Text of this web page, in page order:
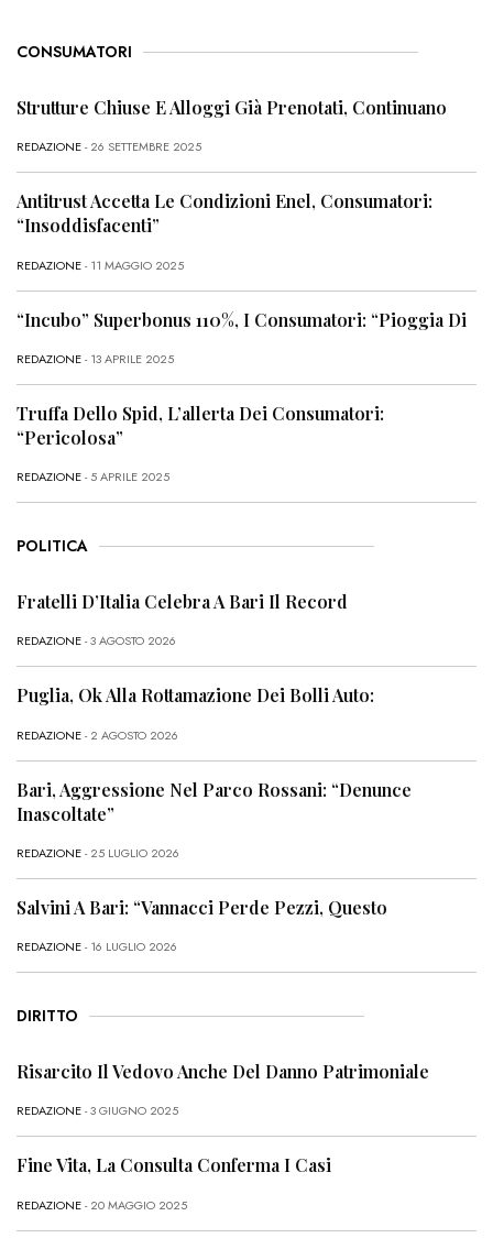
CONSUMATORI
Strutture Chiuse E Alloggi Già Prenotati, Continuano
REDAZIONE- 26 SETTEMBRE 2025
Antitrust Accetta Le Condizioni Enel, Consumatori:
“Insoddisfacenti”
REDAZIONE- 11 MAGGIO 2025
“Incubo” Superbonus 110%, I Consumatori: “Pioggia Di
REDAZIONE- 13 APRILE 2025
Truffa Dello Spid, L’allerta Dei Consumatori:
“Pericolosa”
REDAZIONE- 5 APRILE 2025
POLITICA
Fratelli D’Italia Celebra A Bari Il Record
REDAZIONE- 3 AGOSTO 2026
Puglia, Ok Alla Rottamazione Dei Bolli Auto:
REDAZIONE- 2 AGOSTO 2026
Bari, Aggressione Nel Parco Rossani: “Denunce
Inascoltate”
REDAZIONE- 25 LUGLIO 2026
Salvini A Bari: “Vannacci Perde Pezzi, Questo
REDAZIONE- 16 LUGLIO 2026
DIRITTO
Risarcito Il Vedovo Anche Del Danno Patrimoniale
REDAZIONE- 3 GIUGNO 2025
Fine Vita, La Consulta Conferma I Casi
REDAZIONE- 20 MAGGIO 2025